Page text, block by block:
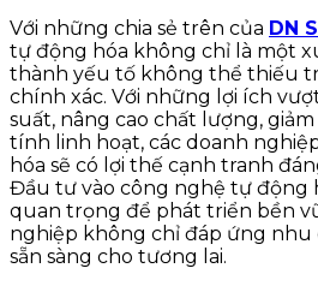
Với những chia sẻ trên của DN
tự động hóa không chỉ là một
thành yếu tố không thể thiếu
chính xác. Với những lợi ích
suất, nâng cao chất lượng,
tính linh hoạt, các doanh
hóa sẽ có lợi thế cạnh tranh
Đầu tư vào công nghệ tự động
quan trọng để phát triển bền
nghiệp không chỉ đáp ứng nhu
sẵn sàng cho tương lai.